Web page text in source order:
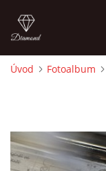
CEDULKY
Úvod Fotoalbum